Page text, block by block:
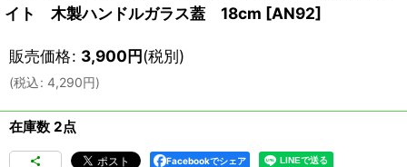
イト 木製ハンドルガラス蓋 18cm [AN92]
販売価格: 3,900円(税別)
(税込: 4,290円)
在庫数 2点
Facebookでシェア